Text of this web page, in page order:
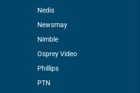
Nedis
Newsmay
Nimble
Osprey Video
Phillips
PTN